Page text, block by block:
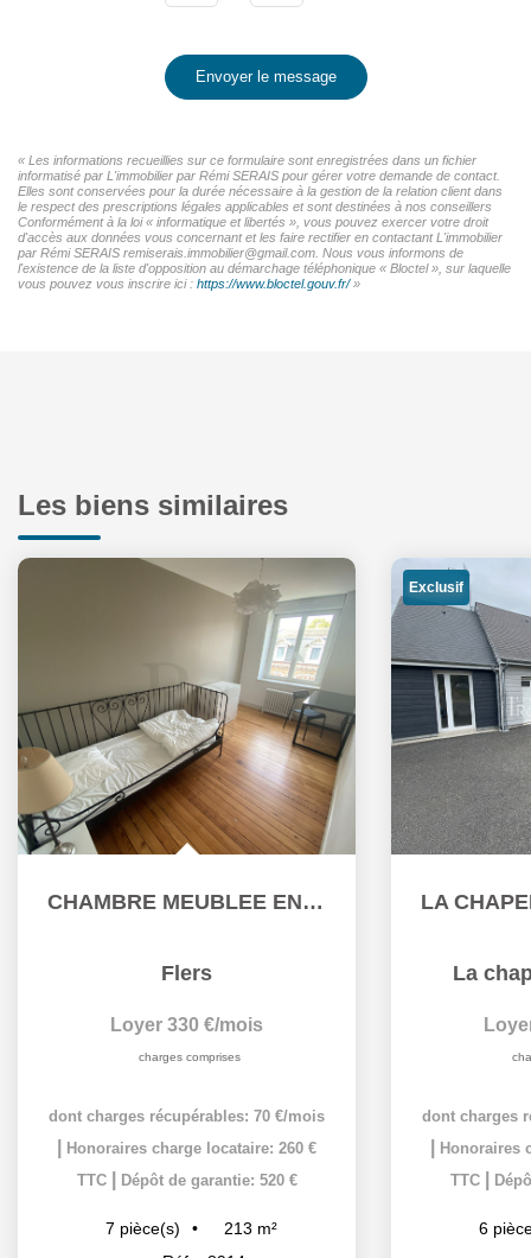
Envoyer le message
« Les informations recueillies sur ce formulaire sont enregistrées dans un fichier
informatisé par L'immobilier par Rémi SERAIS pour gérer votre demande de contact.
Elles sont conservées pour la durée nécessaire à la gestion de la relation client dans
le respect des prescriptions légales applicables et sont destinées à nos conseillers
Conformément à la loi « informatique et libertés », vous pouvez exercer votre droit
d'accès aux données vous concernant et les faire rectifier en contactant L'immobilier
par Rémi SERAIS remiserais.immobilier@gmail.com. Nous vous informons de
l'existence de la liste d'opposition au démarchage téléphonique « Bloctel », sur laquelle
vous pouvez vous inscrire ici : https://www.bloctel.gouv.fr/»
Les biens similaires
CHAMBRE MEUBLEE EN COLOCATION
Flers
Loyer 330 €/mois
charges comprises
dont charges récupérables: 70 €/mois
Honoraires charge locataire: 260 €
TTC
Dépôt de garantie: 520 €
7 pièce(s) 213 m²
Exclusif
La
dont charges
Honoraires
TTC
6